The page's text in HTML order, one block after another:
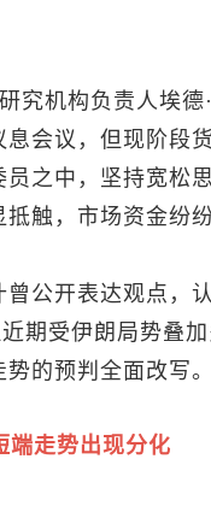
究机构负责人埃
会议，但现阶段
之中，坚持宽松
触，市场资金纷
公开表达观点，
期受伊朗局势叠
的预判全面改写。
端走势出现分化